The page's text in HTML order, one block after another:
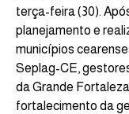
terça-feira (30).
planejamento e
municípios
Seplag-CE,
da Grande
fortalecimento da